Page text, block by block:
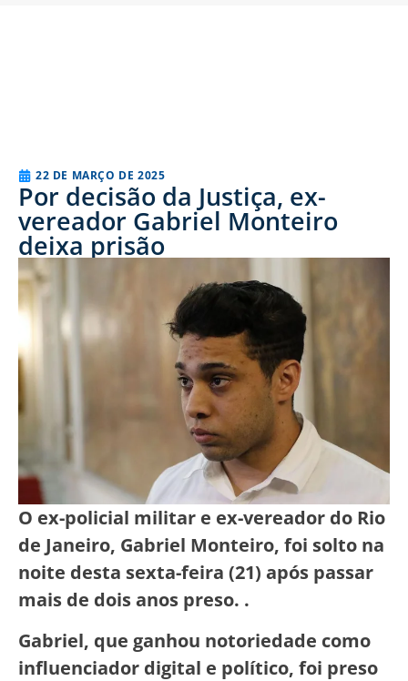
22 DE MARÇO DE 2025
Por decisão da Justiça, ex-
vereador Gabriel Monteiro
deixa prisão
O ex-policial militar e ex-vereador do Rio
de Janeiro, Gabriel Monteiro, foi solto na
noite desta sexta-feira (21) após passar
mais de dois anos preso. .
Gabriel, que ganhou notoriedade como
influenciador digital e político, foi preso